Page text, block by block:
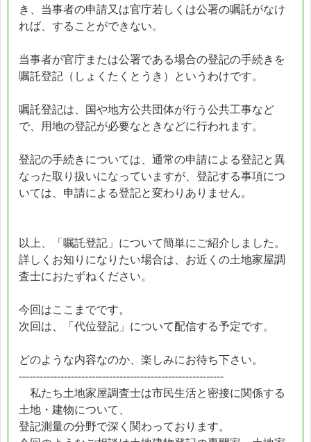
き、当事者の申請又は官庁若しくは公署の嘱託がなけ
れば、することができない。
当事者が官庁または公署である場合の登記の手続きを
嘱託登記（しょくたくとうき）というわけです。
嘱託登記は、国や地方公共団体が行う公共工事など
で、用地の登記が必要なときなどに行われます。
登記の手続きについては、通常の申請による登記と異
なった取り扱いになっていますが、登記する事項につ
いては、申請による登記と変わりありません。
以上、「嘱託登記」について簡単にご紹介しました。
詳しくお知りになりたい場合は、お近くの土地家屋調
査士におたずねください。
今回はここまでです。
次回は、「代位登記」について配信する予定です。
どのような内容なのか、楽しみにお待ち下さい。
-----------------------------------------------------------
私たち土地家屋調査士は市民生活と密接に関係する
土地・建物について、
登記測量の分野で深く関わっております。